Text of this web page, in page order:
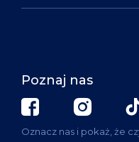
Poznaj nas
Oznacz nas i pokaż, że